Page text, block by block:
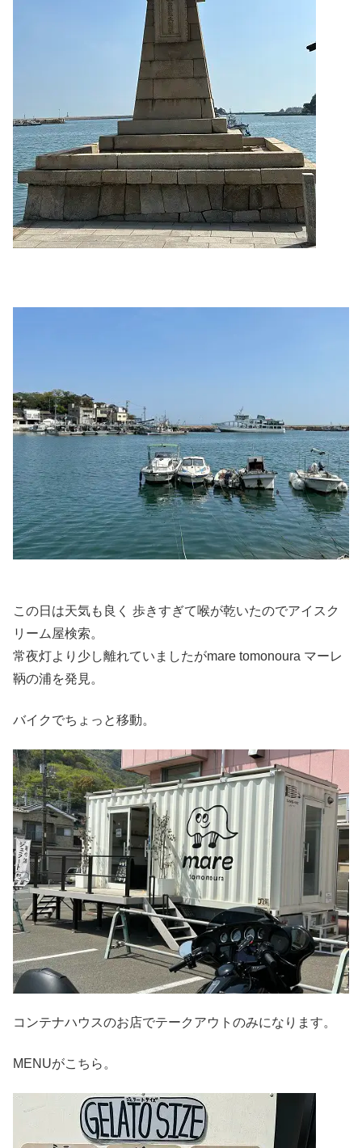
この日は天気も良く 歩きすぎて喉が乾いたのでアイスク
リーム屋検索。
常夜灯より少し離れていましたがmare tomonoura マーレ
鞆の浦を発見。
バイクでちょっと移動。
コンテナハウスのお店でテークアウトのみになります。
MENUがこちら。